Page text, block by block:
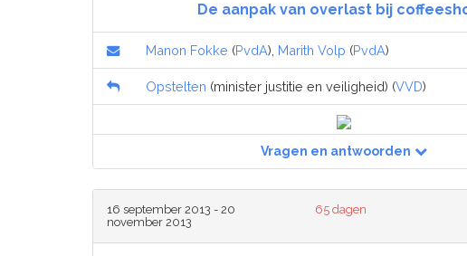
De aanpak van overlast bij
Manon Fokke (PvdA), Marith Volp (PvdA)
Opstelten (minister justitie en veiligheid) (VVD)
Vragen en antwoorden
16 september 2013 - 20
november 2013
65 dagen